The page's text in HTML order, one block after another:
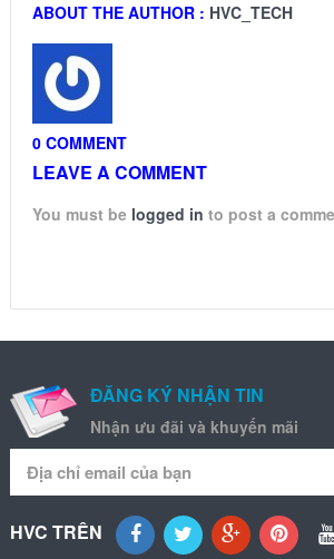
ABOUT THE AUTHOR : HVC_TECH
0 COMMENT
LEAVE A COMMENT
You must be logged in to post a
ĐĂNG KÝ NHẬN TIN
Nhận ưu đãi và khuyến mãi
HVC TRÊN